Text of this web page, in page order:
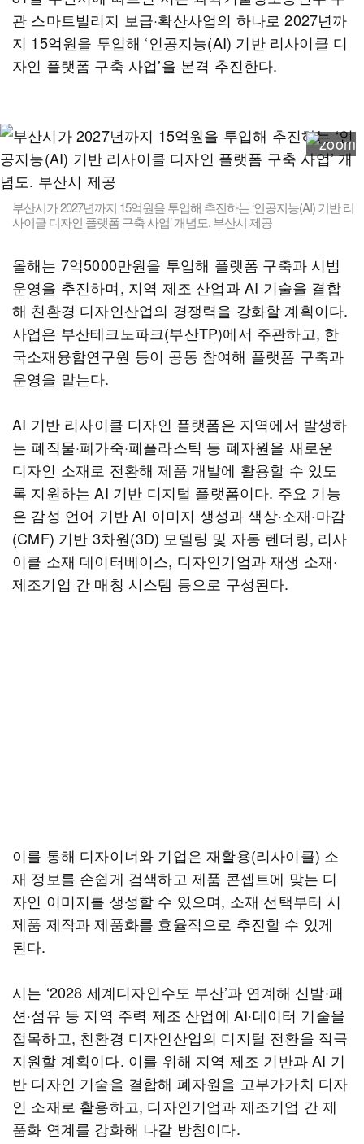
관 스마트빌리지 보급·확산사업의 하나로 2027년까
지 15억원을 투입해 ‘인공지능(AI) 기반 리사이클 디
자인 플랫폼 구축 사업’을 본격 추진한다.
부산시가 2027년까지 15억원을 투입해 추진하는 ‘인공지능(AI) 기반 리
사이클 디자인 플랫폼 구축 사업’ 개념도. 부산시 제공
올해는 7억5000만원을 투입해 플랫폼 구축과 시범
운영을 추진하며, 지역 제조 산업과 AI 기술을 결합
해 친환경 디자인산업의 경쟁력을 강화할 계획이다.
사업은 부산테크노파크(부산TP)에서 주관하고, 한
국소재융합연구원 등이 공동 참여해 플랫폼 구축과
운영을 맡는다.
AI 기반 리사이클 디자인 플랫폼은 지역에서 발생하
는 폐직물·폐가죽·폐플라스틱 등 폐자원을 새로운
디자인 소재로 전환해 제품 개발에 활용할 수 있도
록 지원하는 AI 기반 디지털 플랫폼이다. 주요 기능
은 감성 언어 기반 AI 이미지 생성과 색상·소재·마감
(CMF) 기반 3차원(3D) 모델링 및 자동 렌더링, 리사
이클 소재 데이터베이스, 디자인기업과 재생 소재·
제조기업 간 매칭 시스템 등으로 구성된다.
이를 통해 디자이너와 기업은 재활용(리사이클) 소
재 정보를 손쉽게 검색하고 제품 콘셉트에 맞는 디
자인 이미지를 생성할 수 있으며, 소재 선택부터 시
제품 제작과 제품화를 효율적으로 추진할 수 있게
된다.
시는 ‘2028 세계디자인수도 부산’과 연계해 신발·패
션·섬유 등 지역 주력 제조 산업에 AI·데이터 기술을
접목하고, 친환경 디자인산업의 디지털 전환을 적극
지원할 계획이다. 이를 위해 지역 제조 기반과 AI 기
반 디자인 기술을 결합해 폐자원을 고부가가치 디자
인 소재로 활용하고, 디자인기업과 제조기업 간 제
품화 연계를 강화해 나갈 방침이다.